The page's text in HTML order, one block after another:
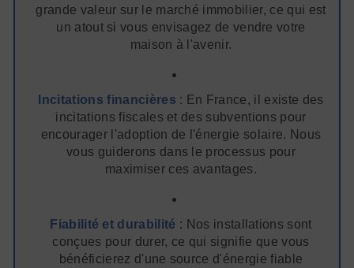
grande valeur sur le marché immobilier, ce qui est
un atout si vous envisagez de vendre votre
maison à l'avenir.
Incitations financières : En France, il existe des
incitations fiscales et des subventions pour
encourager l'adoption de l'énergie solaire. Nous
vous guiderons dans le processus pour
maximiser ces avantages.
Fiabilité et durabilité : Nos installations sont
conçues pour durer, ce qui signifie que vous
bénéficierez d'une source d'énergie fiable